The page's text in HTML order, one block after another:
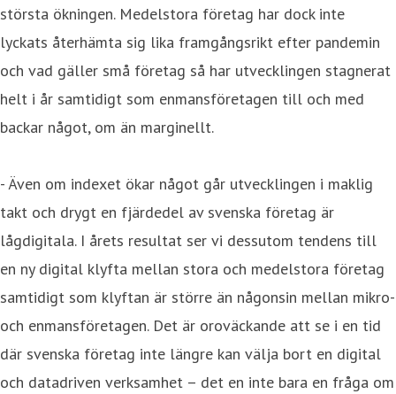
största ökningen. Medelstora företag har dock inte
lyckats återhämta sig lika framgångsrikt efter pandemin
och vad gäller små företag så har utvecklingen stagnerat
helt i år samtidigt som enmansföretagen till och med
backar något, om än marginellt.
- Även om indexet ökar något går utvecklingen i maklig
takt och drygt en fjärdedel av svenska företag är
lågdigitala. I årets resultat ser vi dessutom tendens till
en ny digital klyfta mellan stora och medelstora företag
samtidigt som klyftan är större än någonsin mellan mikro-
och enmansföretagen. Det är oroväckande att se i en tid
där svenska företag inte längre kan välja bort en digital
och datadriven verksamhet – det en inte bara en fråga om